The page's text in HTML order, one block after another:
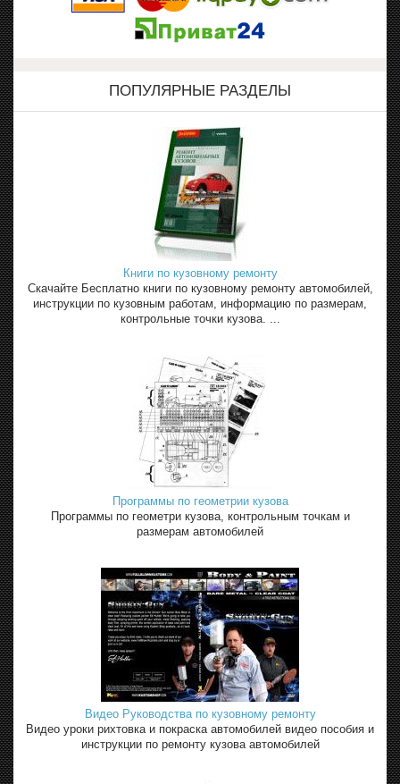
ПОПУЛЯРНЫЕ РАЗДЕЛЫ
Книги по кузовному ремонту
Скачайте Бесплатно книги по кузовному ремонту автомобилей,
инструкции по кузовным работам, информацию по размерам,
контрольные точки кузова. ...
Программы по геометрии кузова
Программы по геометри кузова, контрольным точкам и
размерам автомобилей
Видео Руководства по кузовному ремонту
Видео уроки рихтовка и покраска автомобилей видео пособия и
инструкции по ремонту кузова автомобилей